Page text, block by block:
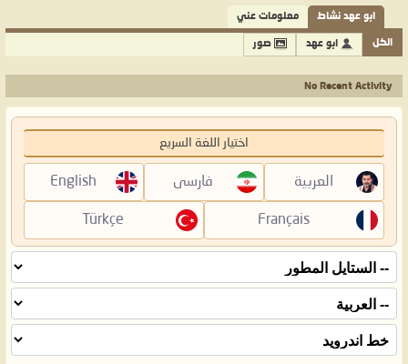
ابو عهد نشاط معلومات عني
الكل ابو عهد صور
No Recent Activity
اختيار اللغة السريع
العربية فارسی English
Français
Türkçe